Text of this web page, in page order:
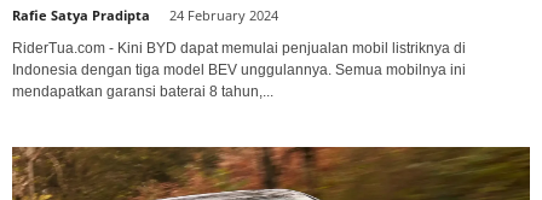
Rafie Satya Pradipta 24 February 2024
RiderTua.com - Kini BYD dapat memulai penjualan mobil listriknya di
Indonesia dengan tiga model BEV unggulannya. Semua mobilnya ini
mendapatkan garansi baterai 8 tahun,...